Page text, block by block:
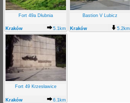
Fort 49a Dłubnia
Kraków 5.1km
Bastion V Lubicz
Kraków 5.2km
Fort 49 Krzesławice
Kraków 6.1km